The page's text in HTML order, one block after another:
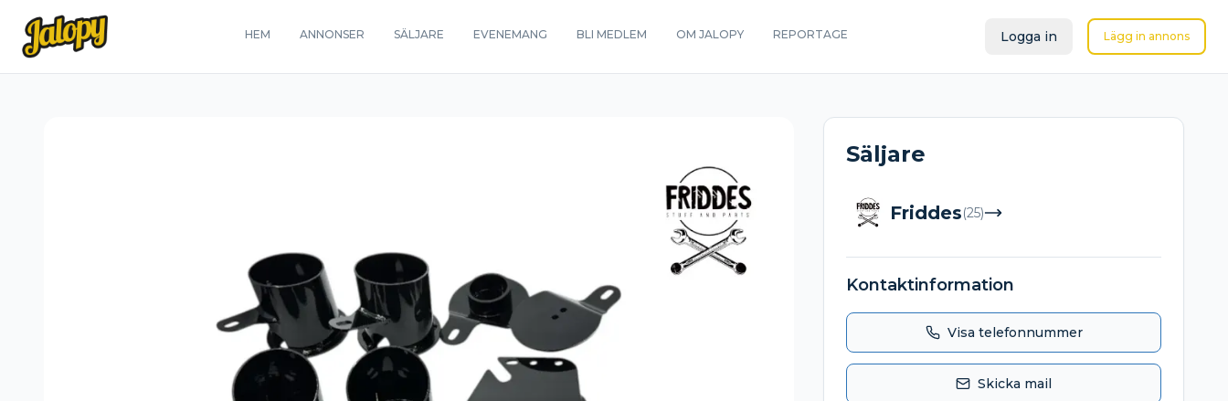
HEM ANNONSER SÄLJARE EVENEMANG BLI MEDLEM OM JALOPY REPORTAGE Logga in Lägg in annons
Säljare
Friddes(25)
Kontaktinformation
Visa telefonnummer
Skicka mail